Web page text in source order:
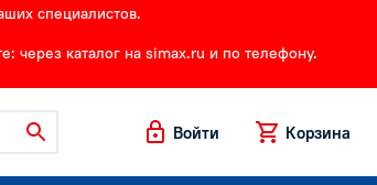
специалистов.
каталог на simax.ru и по телефону.
Войти Корзина